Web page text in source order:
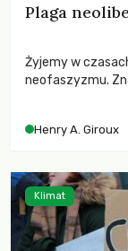
Plaga
Żyjemy w
neofaszyzmu.
wychowają
Henry A. Giroux
Klimat